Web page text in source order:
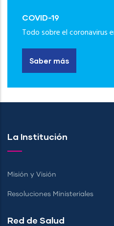
COVID-19
Todo sobre el coronavirus
Saber más
La Institución
Misión y Visión
Resoluciones Ministeriales
Red de Salud